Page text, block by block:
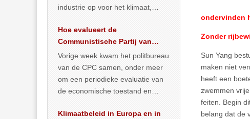
ondervinden
Zonder
Sun Yang
maken niet
heeft een
zwemmen
feiten. Begin
belang dat de
industrie op voor het klimaat,
vergroening… >> lees meer
Hoe evalueert de
Communistische Partij van
China de economische
situatie?
Vorige week kwam het politbureau
van de CPC samen, onder meer
om een periodieke evaluatie van
de economische toestand en
publiceerden… >> lees meer
Klimaatbeleid in Europa en in